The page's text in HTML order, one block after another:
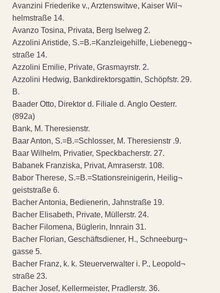
Avanzini Friederike v., Arztenswitwe, Kaiser Wil¬
helmstraße 14.
Avanzo Tosina, Privata, Berg Iselweg 2.
Azzolini Aristide, S.=B.=Kanzleigehilfe, Liebenegg¬
straße 14.
Azzolini Emilie, Private, Grasmayrstr. 2.
Azzolini Hedwig, Bankdirektorsgattin, Schöpfstr. 29.
B.
Baader Otto, Direktor d. Filiale d. Anglo Oesterr.
(892a)
Bank, M. Theresienstr.
Baar Anton, S.=B.=Schlosser, M. Theresienstr .9.
Baar Wilhelm, Privatier, Speckbacherstr. 27.
Babanek Franziska, Privat, Amraserstr. 108.
Babor Therese, S.=B.=Stationsreinigerin, Heilig¬
geiststraße 6.
Bacher Antonia, Bedienerin, Jahnstraße 19.
Bacher Elisabeth, Private, Müllerstr. 24.
Bacher Filomena, Büglerin, Innrain 31.
Bacher Florian, Geschäftsdiener, H., Schneeburg¬
gasse 5.
Bacher Franz, k. k. Steuerverwalter i. P., Leopold¬
straße 23.
Bacher Josef, Kellermeister, Pradlerstr. 36.